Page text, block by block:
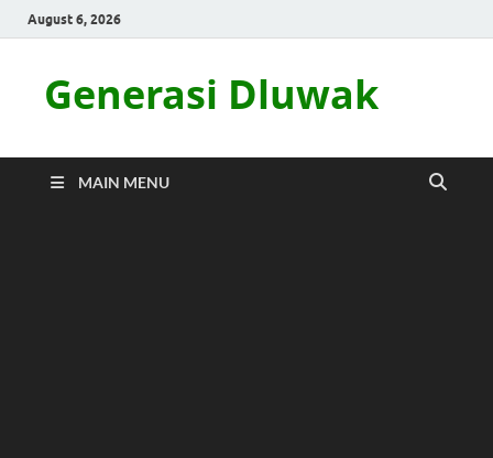
August 6, 2026
Generasi Dluwak
MAIN MENU